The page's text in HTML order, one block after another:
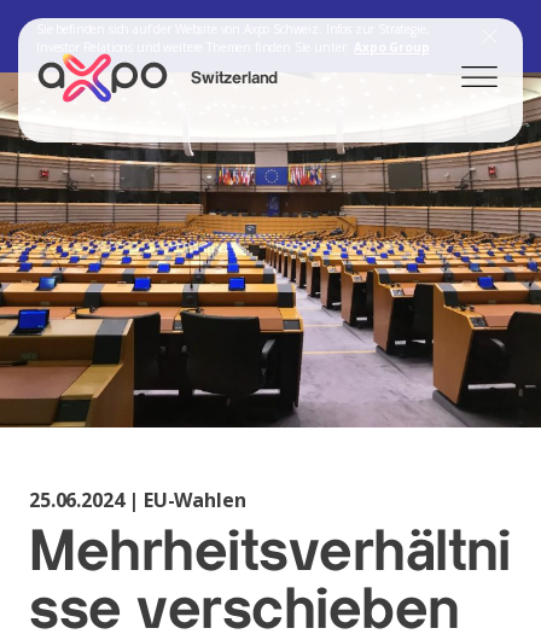
Switzerland
Search
Axpo Group
25.06.2024 | EU-Wahlen
Mehrheitsverhältni
sse verschieben